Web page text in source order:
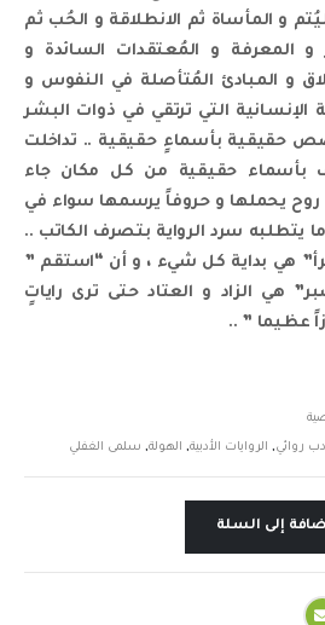
و المأساة ثم الانطلاقة و الحُب ثم
و المعرفة و المُعتقدات السائدة و
و المبادئ المُتأصلة في النفوس و
الإنسانية التي ترتقي في ذوات البشر
حقيقية بأسماءٍ حقيقية .. تداخلت
بأسماء حقيقية من كل مكان جاء
يحملها و حروفاً يرسمها سواء في
ما يتطلبه سرد الرواية بتصرف الكاتب ..
هي بداية كل شيء ، و أن “استقم ”
هي الزاد و العتاد حتى ترى راياتٍ
عظيما ” ..
روائي, الروايات الأدبية, الهولة, سلمى الغفلي
إلى السلة